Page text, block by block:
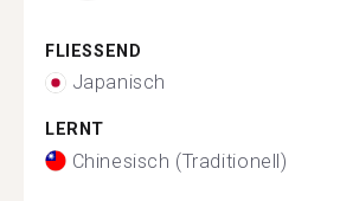
FLIESSEND
Japanisch
LERNT
Chinesisch (Traditionell)